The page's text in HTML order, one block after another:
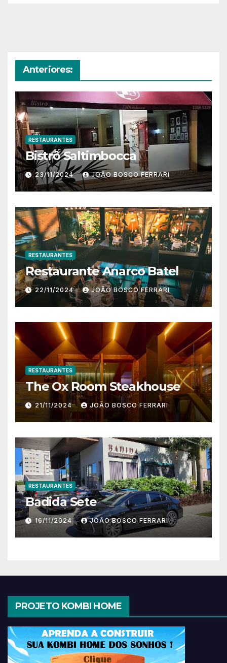
Anteriores:
RESTAURANTES
Bistrô Saltimbocca
23/11/2024 JOÃO BOSCO FERRARI
RESTAURANTES
Restaurante Anarco Batel
22/11/2024 JOÃO BOSCO FERRARI
RESTAURANTES
The Ox Room Steakhouse
21/11/2024 JOÃO BOSCO FERRARI
RESTAURANTES
Badida Sete
16/11/2024 JOÃO BOSCO FERRARI
PROJETO KOMBI HOME